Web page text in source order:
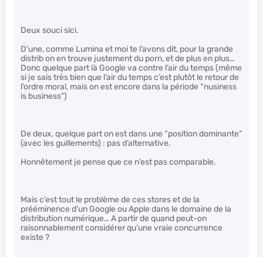
Deux souci sici.
D’une, comme Lumina et moi te l’avons dit, pour la grande
distrib on en trouve justement du porn, et de plus en plus…
Donc quelque part là Google va contre l’air du temps (même
si je sais très bien que l’air du temps c’est plutôt le retour de
l’ordre moral, mais on est encore dans la période “nusiness
is business”)
De deux, quelque part on est dans une “position dominante”
(avec les guillements) : pas d’alternative.
Honnêtement je pense que ce n’est pas comparable.
Mais c’est tout le problème de ces stores et de la
prééminence d’un Google ou Apple dans le domaine de la
distribution numérique… A partir de quand peut-on
raisonnablement considérer qu’une vraie concurrence
existe ?